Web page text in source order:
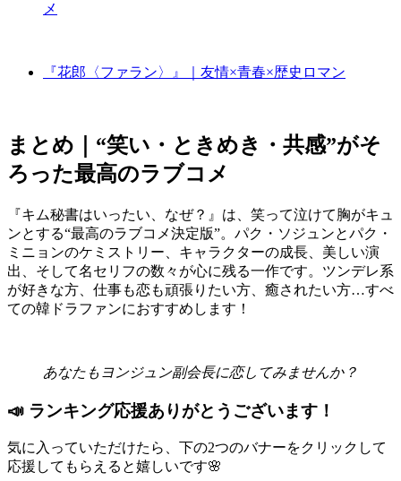
メ
『花郎〈ファラン〉』｜友情×青春×歴史ロマン
まとめ｜“笑い・ときめき・共感”がそ
ろった最高のラブコメ
『キム秘書はいったい、なぜ？』は、笑って泣けて胸がキュ
ンとする“最高のラブコメ決定版”。パク・ソジュンとパク・
ミニョンのケミストリー、キャラクターの成長、美しい演
出、そして名セリフの数々が心に残る一作です。ツンデレ系
が好きな方、仕事も恋も頑張りたい方、癒されたい方…すべ
ての韓ドラファンにおすすめします！
あなたもヨンジュン副会長に恋してみませんか？
📣 ランキング応援ありがとうございます！
気に入っていただけたら、下の2つのバナーをクリックして
応援してもらえると嬉しいです🌸